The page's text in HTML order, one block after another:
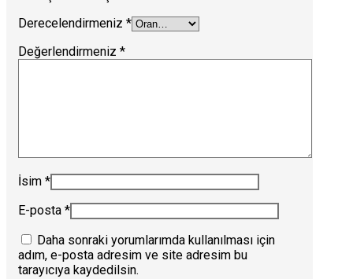
Derecelendirmeniz *
Değerlendirmeniz *
İsim *
E-posta *
Daha sonraki yorumlarımda kullanılması için
adım, e-posta adresim ve site adresim bu
tarayıcıya kaydedilsin.